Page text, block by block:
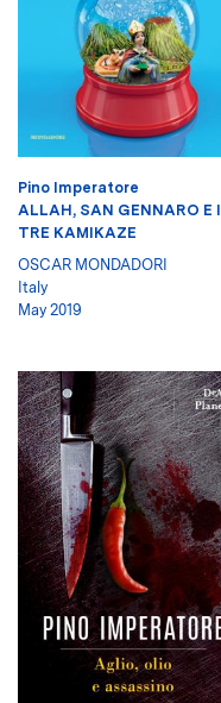
Pino Imperatore
ALLAH, SAN GENNARO E I
TRE KAMIKAZE
OSCAR MONDADORI
Italy
May 2019